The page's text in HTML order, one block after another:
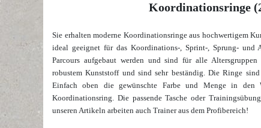
Koordinationsringe
Sie erhalten moderne Koordinationsringe aus hochwertigem
ideal geeignet für das Koordinations-, Sprint-, Sprung-
Parcours aufgebaut werden und sind für alle Altersgruppen
robustem Kunststoff und sind sehr beständig. Die Ringe
Einfach oben die gewünschte Farbe und Menge in
Koordinationsring. Die passende Tasche oder
unseren Artikeln arbeiten auch Trainer aus dem Profibereich!